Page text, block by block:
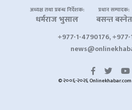
अध्यक्ष तथा प्रबन्ध निर्देशक:
धर्मराज भुसाल
प्रधान सम्पादक:
बसन्त बस्नेत
+977-1-4790176,
© २००६-२०२६ Onlinekhabar.com